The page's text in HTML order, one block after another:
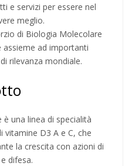
e servizi per essere nel
meglio.
di Biologia Molecolare
ad importanti
rilevanza mondiale.
una linea di specialità
vitamine D3 A e C, che
la crescita con azioni di
difesa.